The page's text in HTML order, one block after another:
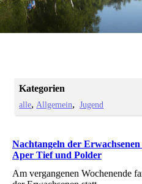
Kategorien
alle Allgemein Jugend
Nachtangeln der Erwachsenen
Aper Tief und Polder
Am vergangenen Wochenende